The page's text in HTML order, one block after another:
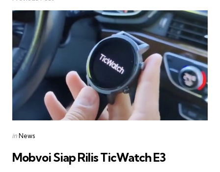
Post
navigation
Posted
inNews
Mobvoi Siap Rilis TicWatch E3